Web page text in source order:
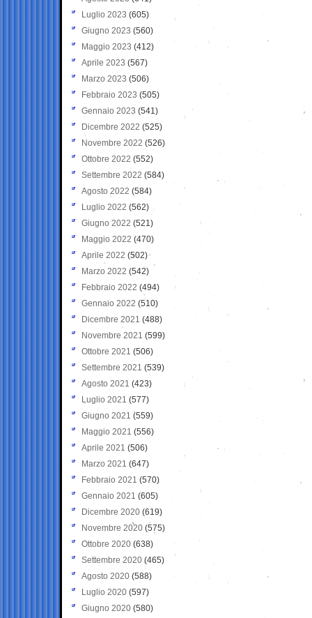
Luglio 2023 (605)
Giugno 2023 (560)
Maggio 2023 (412)
Aprile 2023 (567)
Marzo 2023 (506)
Febbraio 2023 (505)
Gennaio 2023 (541)
Dicembre 2022 (525)
Novembre 2022 (526)
Ottobre 2022 (552)
Settembre 2022 (584)
Agosto 2022 (584)
Luglio 2022 (562)
Giugno 2022 (521)
Maggio 2022 (470)
Aprile 2022 (502)
Marzo 2022 (542)
Febbraio 2022 (494)
Gennaio 2022 (510)
Dicembre 2021 (488)
Novembre 2021 (599)
Ottobre 2021 (506)
Settembre 2021 (539)
Agosto 2021 (423)
Luglio 2021 (577)
Giugno 2021(559)
Maggio 2021 (556)
Aprile 2021 (506)
Marzo 2021 (647)
Febbraio 2021 (570)
Gennaio 2021 (605)
Dicembre 2020 (619)
Novembre 2020 (575)
Ottobre 2020 (638)
Settembre 2020(465)
Agosto 2020 (588)
Luglio 2020 (597)
Giugno 2020 (580)